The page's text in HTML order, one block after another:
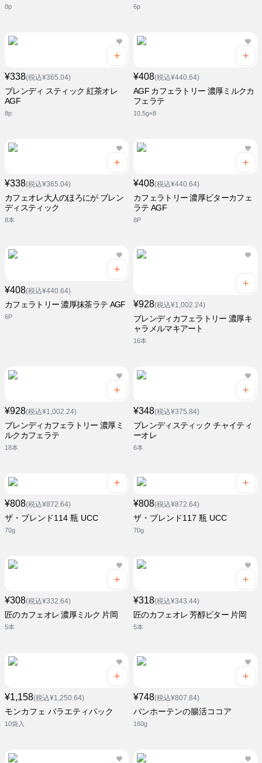
8p 6p
¥338(税込¥365.04)
ブレンディ スティック 紅茶オレ
AGF
8p
¥408(税込¥440.64)
AGF カフェラトリー 濃厚ミルクカ
フェラテ
10.5g×8
¥338(税込¥365.04)
カフェオレ大人のほろにが ブレン
ディスティック
8本
¥408(税込¥440.64)
カフェラトリー 濃厚ビターカフェ
ラテ AGF
8P
¥408(税込¥440.64)
カフェラトリー 濃厚抹茶ラテ AGF
6P
¥928(税込¥1,002.24)
ブレンディカフェラトリー 濃厚キ
ャラメルマキアート
16本
¥928(税込¥1,002.24)
ブレンディカフェラトリー 濃厚ミ
ルクカフェラテ
18本
¥348(税込¥375.84)
ブレンディスティック チャイティ
ーオレ
6本
¥808(税込¥872.64)
ザ・ブレンド114 瓶 UCC
70g
¥808(税込¥872.64)
ザ・ブレンド117 瓶 UCC
70g
¥308(税込¥332.64)
匠のカフェオレ 濃厚ミルク 片岡
5本
¥318(税込¥343.44)
匠のカフェオレ 芳醇ビター 片岡
5本
¥1,158(税込¥1,250.64)
モンカフェ バラエティパック
10袋入
¥748(税込¥807.84)
バンホーテンの腸活ココア
160g